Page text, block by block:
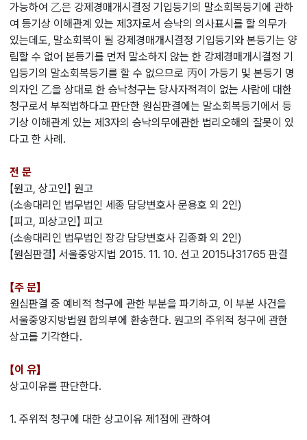
가능하여 乙은 강제경매개시결정 기입등기의 말소회복등기에 관하
여 등기상 이해관계 있는 제3자로서 승낙의 의사표시를 할 의무가
있는데도, 말소회복이 될 강제경매개시결정 기입등기와 본등기는 양
립할 수 없어 본등기를 먼저 말소하지 않는 한 강제경매개시결정 기
입등기의 말소회복등기를 할 수 없으므로 丙이 가등기 및 본등기 명
의자인 乙을 상대로 한 승낙청구는 당사자적격이 없는 사람에 대한
청구로서 부적법하다고 판단한 원심판결에는 말소회복등기에서 등
기상 이해관계 있는 제3자의 승낙의무에관한 법리오해의 잘못이 있
다고 한 사례.
전 문
【원고, 상고인】 원고
(소송대리인 법무법인 세종 담당변호사 문용호 외 2인)
【피고, 피상고인】 피고
(소송대리인 법무법인 장강 담당변호사 김종화 외 2인)
【원심판결】 서울중앙지법 2015. 11. 10. 선고 2015나31765 판결
【주 문】
원심판결 중 예비적 청구에 관한 부분을 파기하고, 이 부분 사건을
서울중앙지방법원 합의부에 환송한다. 원고의 주위적 청구에 관한
상고를 기각한다.
【이 유】
상고이유를 판단한다.
1. 주위적 청구에 대한 상고이유 제1점에 관하여